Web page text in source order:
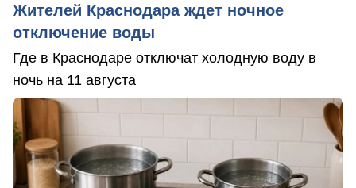
Жителей Краснодара ждет ночное
отключение воды
Где в Краснодаре отключат холодную воду в
ночь на 11 августа